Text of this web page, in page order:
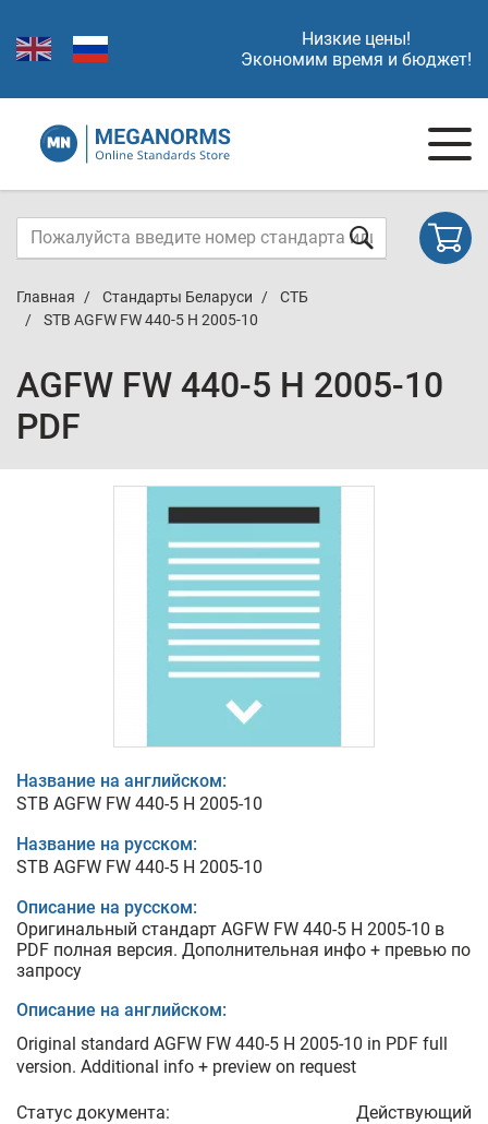
Низкие цены!
Экономим время и бюджет!
Главная Стандарты Беларуси
СТБ
STB AGFW FW 440-5 H 2005-10
AGFW FW 440-5 H 2005-10
PDF
Название на английском:
STB AGFW FW 440-5 H 2005-10
Название на русском:
STB AGFW FW 440-5 H 2005-10
Описание на русском:
Оригинальный стандарт AGFW FW 440-5 H 2005-10 в
PDF полная версия. Дополнительная инфо + превью по
запросу
Описание на английском:
Original standard AGFW FW 440-5 H 2005-10 in PDF full
version. Additional info + preview on request
Статус документа: Действующий